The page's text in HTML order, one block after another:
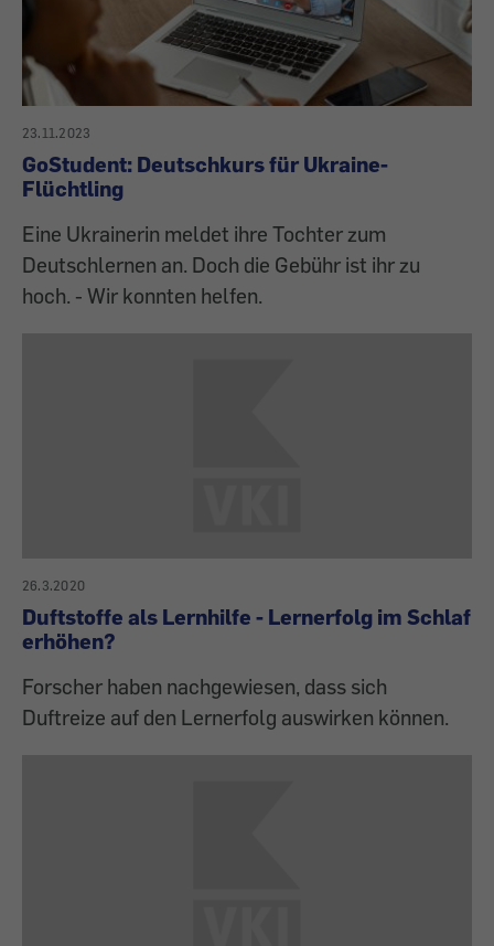
23.11.2023
GoStudent: Deutschkurs für Ukraine-
Flüchtling
Eine Ukrainerin meldet ihre Tochter zum
Deutschlernen an. Doch die Gebühr ist ihr zu
hoch. - Wir konnten helfen.
26.3.2020
Duftstoffe als Lernhilfe - Lernerfolg im Schlaf
erhöhen?
Forscher haben nachgewiesen, dass sich
Duftreize auf den Lernerfolg auswirken können.